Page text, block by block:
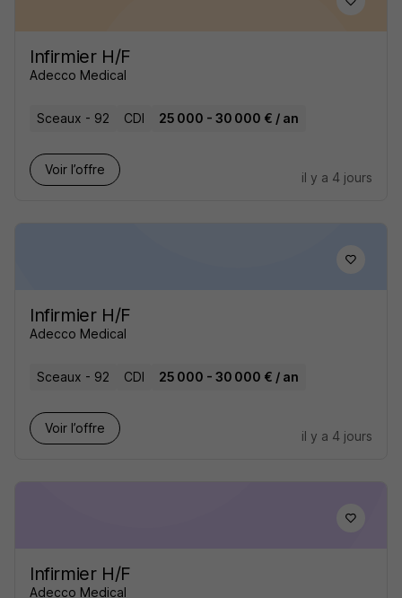
Infirmier H/F
Adecco Medical
Sceaux - 92 CDI 25 000 - 30 000 € / an
Voir l’offre
il y a 4 jours
Infirmier H/F
Adecco Medical
Sceaux - 92 CDI 25 000 - 30 000 € / an
Voir l’offre
il y a 4 jours
Infirmier H/F
Adecco Medical